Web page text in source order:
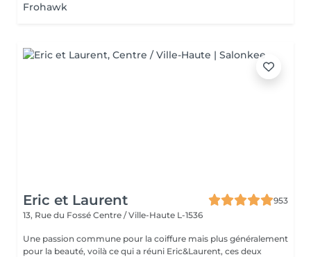
Frohawk
Eric et Laurent
953
13, Rue du Fossé Centre / Ville-Haute L-1536
Une passion commune pour la coiffure mais plus généralement
pour la beauté, voilà ce qui a réuni Eric&Laurent, ces deux